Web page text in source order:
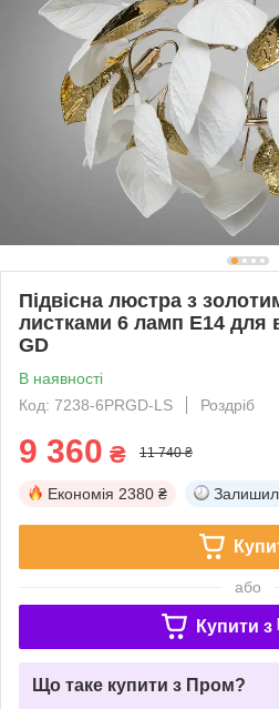
Підвісна люстра з
листками 6 ламп E14 для
GD
В наявності
Код: 7238-6PRGD-LS
Роздріб
9 360 ₴ 11 740 ₴
Економія 2380 ₴
або
Купити з
Що таке купити з Пром?